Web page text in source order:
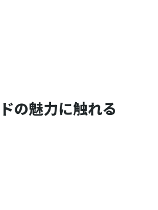
の魅力に触れる